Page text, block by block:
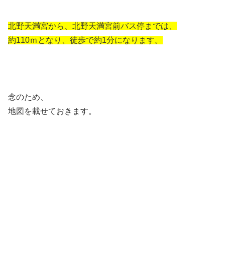
北野天満宮から、北野天満宮前バス停までは、
約110ｍとなり、徒歩で約1分になります。
念のため、
地図を載せておきます。